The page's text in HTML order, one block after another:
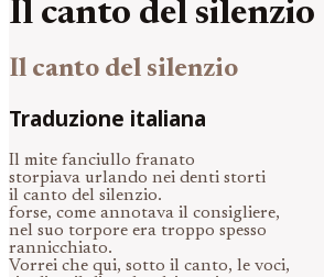
Il canto del silenzio
Il canto del silenzio
Traduzione italiana
Il mite fanciullo franato
storpiava urlando nei denti storti
il canto del silenzio.
forse, come annotava il consigliere,
nel suo torpore era troppo spesso
rannicchiato.
Vorrei che qui, sotto il canto, le voci,